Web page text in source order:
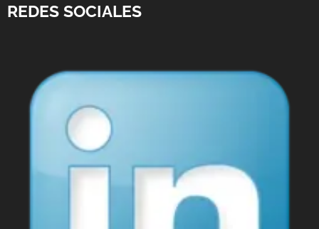
REDES SOCIALES